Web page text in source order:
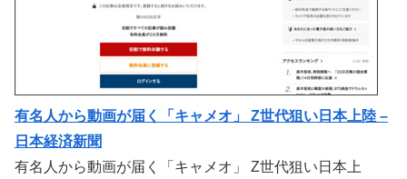
有名人から動画が届く「キャメオ」 Z世代狙い日本上陸 –
日本経済新聞
有名人から動画が届く「キャメオ」 Z世代狙い日本上